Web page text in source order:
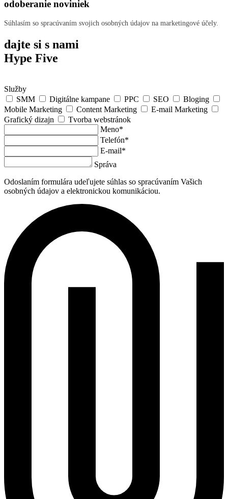
odoberanie noviniek
Súhlasím so spracúvaním svojich osobných údajov na marketingové účely.
dajte si s nami
Hype Five
Služby
SMM
Digitálne kampane PPC SEO
Bloging
Mobile Marketing
Content Marketing
E-mail Marketing
Grafický dizajn
Tvorba webstránok
Meno*
Telefón*
E-mail*
Správa
Odoslaním formulára udeľujete súhlas so spracúvaním Vašich
osobných údajov a elektronickou komunikáciou.